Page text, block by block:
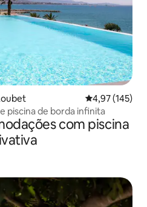
4,97 de uma
4,97 (145)
piscina de borda infinita
com piscina